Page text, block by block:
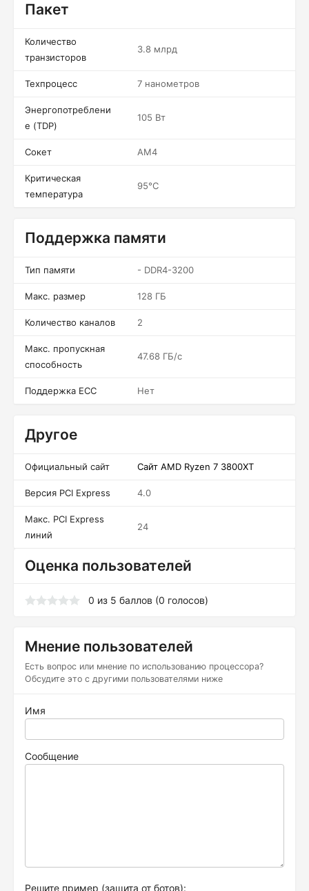
Пакет
Количество
транзисторов
3.8 млрд
Техпроцесс 7 нанометров
Энергопотреблени
е (TDP)
105 Вт
Сокет AM4
Критическая
температура
95°C
Поддержка памяти
Тип памяти - DDR4-3200
Макс. размер 128 ГБ
Количество каналов 2
Макс. пропускная
способность
47.68 ГБ/c
Поддержка ECC Нет
Другое
Официальный сайт Сайт AMD Ryzen 7 3800XT
Версия PCI Express 4.0
Макс. PCI Express
линий
24
Оценка пользователей
0 из 5 баллов (0 голосов)
Мнение пользователей
Есть вопрос или мнение по использованию процессора?
Обсудите это с другими пользователями ниже
Имя
Сообщение
Решите пример (защита от ботов):